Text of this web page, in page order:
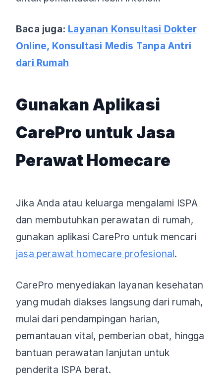
Baca juga: Layanan Konsultasi Dokter
Online, Konsultasi Medis Tanpa Antri
dari Rumah
Gunakan Aplikasi
CarePro untuk Jasa
Perawat Homecare
Jika Anda atau keluarga mengalami ISPA
dan membutuhkan perawatan di rumah,
gunakan aplikasi CarePro untuk mencari
jasa perawat homecare profesional.
CarePro menyediakan layanan kesehatan
yang mudah diakses langsung dari rumah,
mulai dari pendampingan harian,
pemantauan vital, pemberian obat, hingga
bantuan perawatan lanjutan untuk
penderita ISPA berat.